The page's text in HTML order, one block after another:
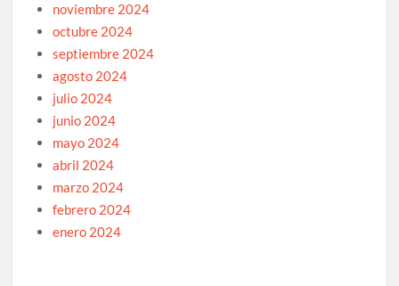
noviembre 2024
octubre 2024
septiembre 2024
agosto 2024
julio 2024
junio 2024
mayo 2024
abril 2024
marzo 2024
febrero 2024
enero 2024